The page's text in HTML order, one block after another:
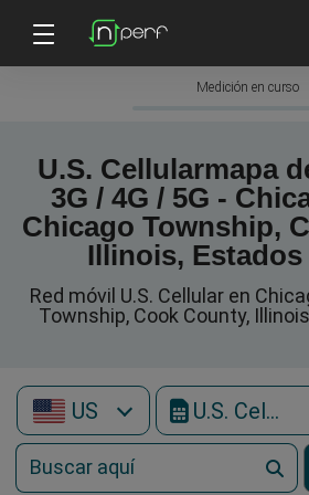
Medición en curso
U.S. Cellularmapa
3G / 4G / 5G -
Chicago Township,
Illinois,
Red móvil U.S. Cellular en
Township, Cook County,
US U.S. Cellular